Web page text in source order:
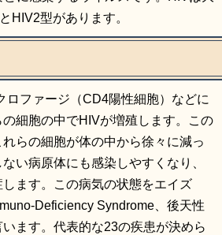
HIV2型があります。
ロファージ（CD4陽性細胞）などに
細胞の中でHIVが増殖します。この
らの細胞が体の中から徐々に減っ
い病原体にも感染しやすくなり、
ます。この病気の状態をエイズ
Deficiency Syndrome、後天性
ます。代表的な23の疾患が決めら